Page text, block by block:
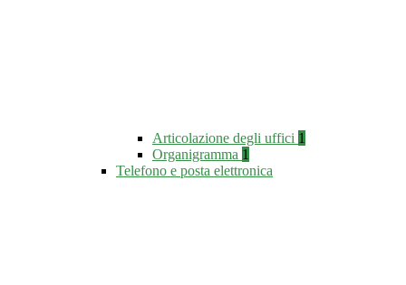
Articolazione degli uffici 1
Organigramma 1
Telefono e posta elettronica